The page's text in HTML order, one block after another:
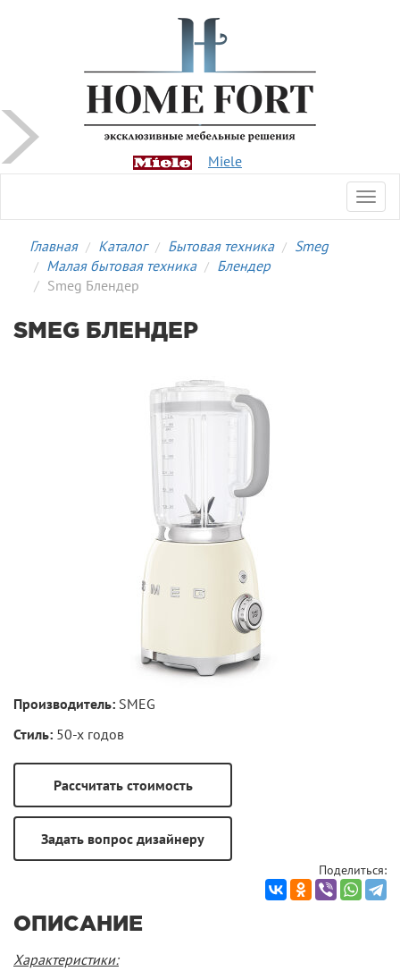
Miele
Главная Каталог Бытовая техника
Smeg
Малая бытовая техника
Блендер
Smeg Блендер
SMEG БЛЕНДЕР
Производитель: SMEG
Стиль: 50-х годов
Поделиться:
ОПИСАНИЕ
Характеристики: